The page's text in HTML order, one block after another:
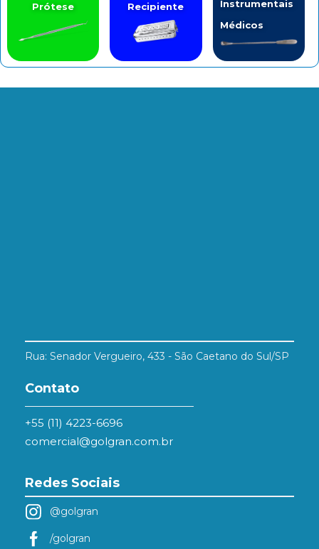
Prótese Recipiente
Instrumentais
Médicos
Rua: Senador Vergueiro, 433 - São Caetano do Sul/SP
Contato
+55 (11) 4223-6696
comercial@golgran.com.br
Redes Sociais
@golgran
/golgran